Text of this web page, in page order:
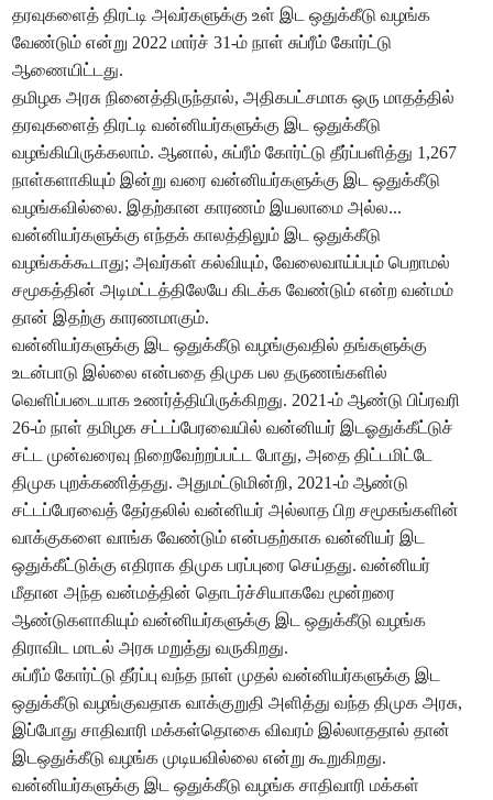
தரவுகளைத் திரட்டி அவர்களுக்கு உள் இட ஒதுக்கீடு வழங்க
வேண்டும் என்று 2022 மார்ச் 31-ம் நாள் சுப்ரீம் கோர்ட்டு
ஆணையிட்டது.
தமிழக அரசு நினைத்திருந்தால், அதிகபட்சமாக ஒரு மாதத்தில்
தரவுகளைத் திரட்டி வன்னியர்களுக்கு இட ஒதுக்கீடு
வழங்கியிருக்கலாம். ஆனால், சுப்ரீம் கோர்ட்டு தீர்ப்பளித்து 1,267
நாள்களாகியும் இன்று வரை வன்னியர்களுக்கு இட ஒதுக்கீடு
வழங்கவில்லை. இதற்கான காரணம் இயலாமை அல்ல...
வன்னியர்களுக்கு எந்தக் காலத்திலும் இட ஒதுக்கீடு
வழங்கக்கூடாது; அவர்கள் கல்வியும், வேலைவாய்ப்பும் பெறாமல்
சமூகத்தின் அடிமட்டத்திலேயே கிடக்க வேண்டும் என்ற வன்மம்
தான் இதற்கு காரணமாகும்.
வன்னியர்களுக்கு இட ஒதுக்கீடு வழங்குவதில் தங்களுக்கு
உடன்பாடு இல்லை என்பதை திமுக பல தருணங்களில்
வெளிப்படையாக உணர்த்தியிருக்கிறது. 2021-ம் ஆண்டு பிப்ரவரி
26-ம் நாள் தமிழக சட்டப்பேரவையில் வன்னியர் இடஓதுக்கீட்டுச்
சட்ட முன்வரைவு நிறைவேற்றப்பட்ட போது, அதை திட்டமிட்டே
திமுக புறக்கணித்தது. அதுமட்டுமின்றி, 2021-ம் ஆண்டு
சட்டப்பேரவைத் தேர்தலில் வன்னியர் அல்லாத பிற சமூகங்களின்
வாக்குகளை வாங்க வேண்டும் என்பதற்காக வன்னியர் இட
ஒதுக்கீட்டுக்கு எதிராக திமுக பரப்புரை செய்தது. வன்னியர்
மீதான அந்த வன்மத்தின் தொடர்ச்சியாகவே மூன்றரை
ஆண்டுகளாகியும் வன்னியர்களுக்கு இட ஒதுக்கீடு வழங்க
திராவிட மாடல் அரசு மறுத்து வருகிறது.
சுப்ரீம் கோர்ட்டு தீர்ப்பு வந்த நாள் முதல் வன்னியர்களுக்கு இட
ஒதுக்கீடு வழங்குவதாக வாக்குறுதி அளித்து வந்த திமுக அரசு,
இப்போது சாதிவாரி மக்கள்தொகை விவரம் இல்லாததால் தான்
இடஒதுக்கீடு வழங்க முடியவில்லை என்று கூறுகிறது.
வன்னியர்களுக்கு இட ஒதுக்கீடு வழங்க சாதிவாரி மக்கள்